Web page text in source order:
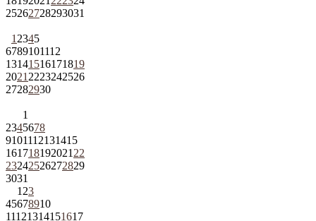
25262728293031
1 2345
6789101112
13141516171819
2021 2223242526
27282930
1
2345678
9101112131415
161718192021 22
23242526272829
3031
1 23
45678910
11121314151617